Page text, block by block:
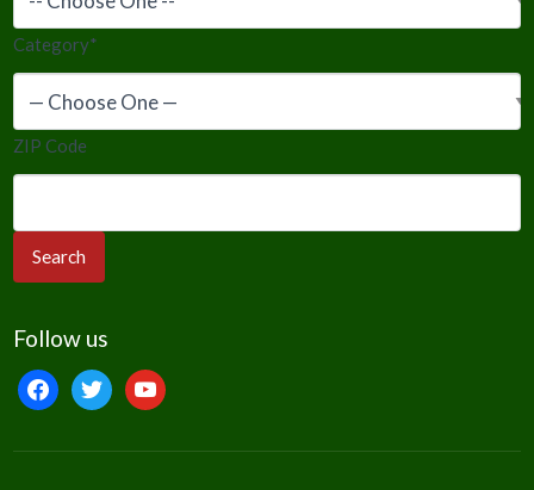
Category*
ZIP Code
Follow us
facebooktwitteryoutube